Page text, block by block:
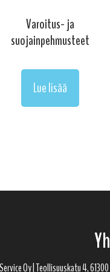
Varoitus- ja
suojainpehmusteet
Lue lisää
Oy | Teollisuuskatu 4,